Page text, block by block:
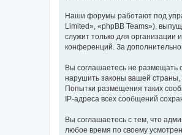
Наши форумы работают под
Limited», «phpBB Teams»),
служит только для организации
конференций. За
Вы соглашаетесь не размещать
нарушить законы вашей страны,
Попытки размещения таких
IP-адреса всех сообщений
Вы соглашаетесь с тем, что
любое время по своему